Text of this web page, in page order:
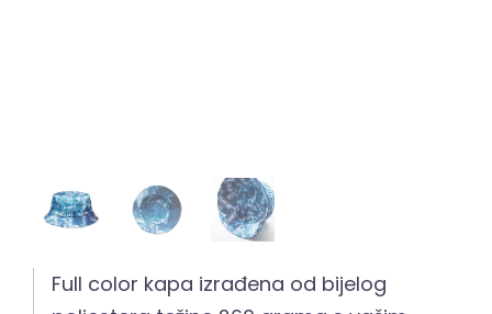
Full color kapa izrađena od bijelog